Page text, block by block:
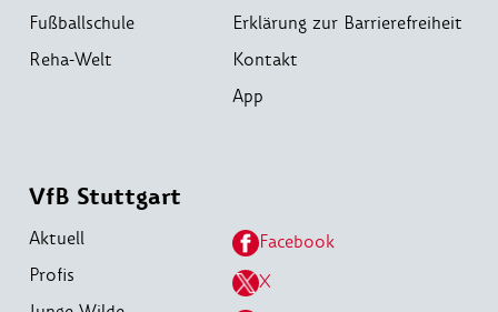
Fußballschule
Reha-Welt
Erklärung zur Barrierefreiheit
Kontakt
App
VfB Stuttgart
Aktuell
Profis
Facebook
X